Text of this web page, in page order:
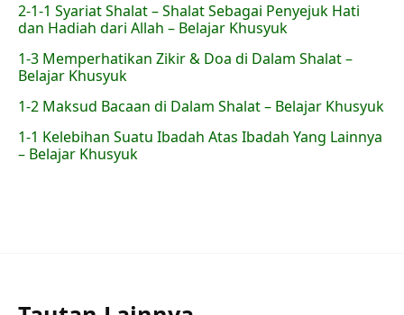
2-1-1 Syariat Shalat – Shalat Sebagai Penyejuk Hati
dan Hadiah dari Allah – Belajar Khusyuk
1-3 Memperhatikan Zikir & Doa di Dalam Shalat –
Belajar Khusyuk
1-2 Maksud Bacaan di Dalam Shalat – Belajar Khusyuk
1-1 Kelebihan Suatu Ibadah Atas Ibadah Yang Lainnya
– Belajar Khusyuk